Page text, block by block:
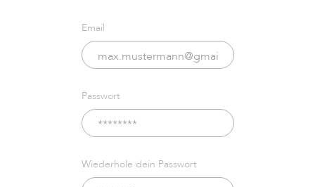
Email
Passwort
Wiederhole dein Passwort